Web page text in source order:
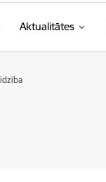
Aktualitātes